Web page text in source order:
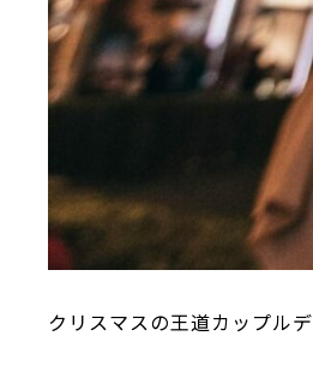
クリスマスの王道カップル